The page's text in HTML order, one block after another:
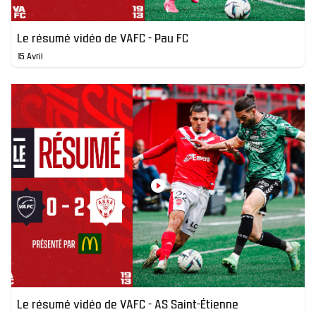
Le résumé vidéo de VAFC - Pau FC
15 Avril
Le résumé vidéo de VAFC - AS Saint-Étienne